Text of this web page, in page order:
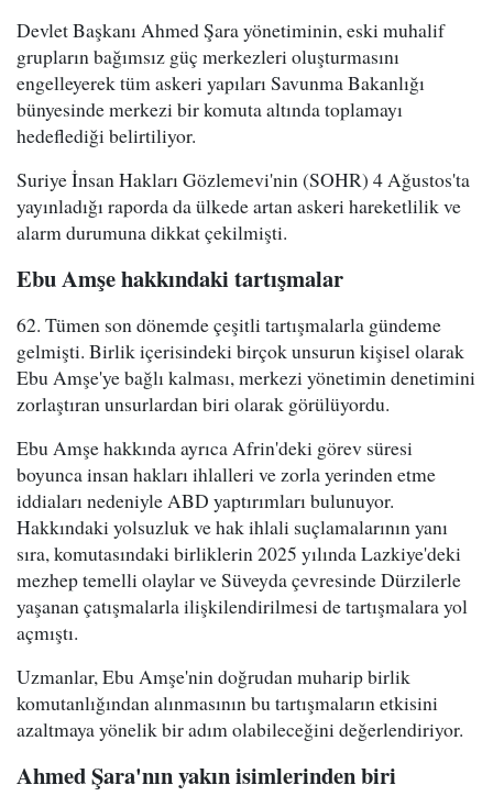
Devlet Başkanı Ahmed Şara yönetiminin, eski muhalif
grupların bağımsız güç merkezleri oluşturmasını
engelleyerek tüm askeri yapıları Savunma Bakanlığı
bünyesinde merkezi bir komuta altında toplamayı
hedeflediği belirtiliyor.
Suriye İnsan Hakları Gözlemevi'nin (SOHR) 4 Ağustos'ta
yayınladığı raporda da ülkede artan askeri hareketlilik ve
alarm durumuna dikkat çekilmişti.
Ebu Amşe hakkındaki tartışmalar
62. Tümen son dönemde çeşitli tartışmalarla gündeme
gelmişti. Birlik içerisindeki birçok unsurun kişisel olarak
Ebu Amşe'ye bağlı kalması, merkezi yönetimin denetimini
zorlaştıran unsurlardan biri olarak görülüyordu.
Ebu Amşe hakkında ayrıca Afrin'deki görev süresi
boyunca insan hakları ihlalleri ve zorla yerinden etme
iddiaları nedeniyle ABD yaptırımları bulunuyor.
Hakkındaki yolsuzluk ve hak ihlali suçlamalarının yanı
sıra, komutasındaki birliklerin 2025 yılında Lazkiye'deki
mezhep temelli olaylar ve Süveyda çevresinde Dürzilerle
yaşanan çatışmalarla ilişkilendirilmesi de tartışmalara yol
açmıştı.
Uzmanlar, Ebu Amşe'nin doğrudan muharip birlik
komutanlığından alınmasının bu tartışmaların etkisini
azaltmaya yönelik bir adım olabileceğini değerlendiriyor.
Ahmed Şara'nın yakın isimlerinden biri